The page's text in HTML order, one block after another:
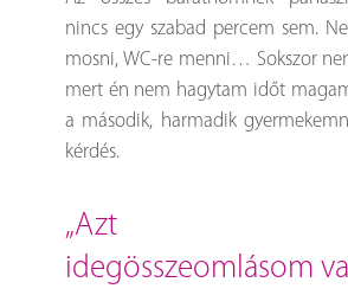
nincs egy szabad percem sem.
mosni, WC-re menni… Sokszor
mert én nem hagytam időt
a második, harmadik
kérdés.
„azt hiszem,
idegösszeomlásom